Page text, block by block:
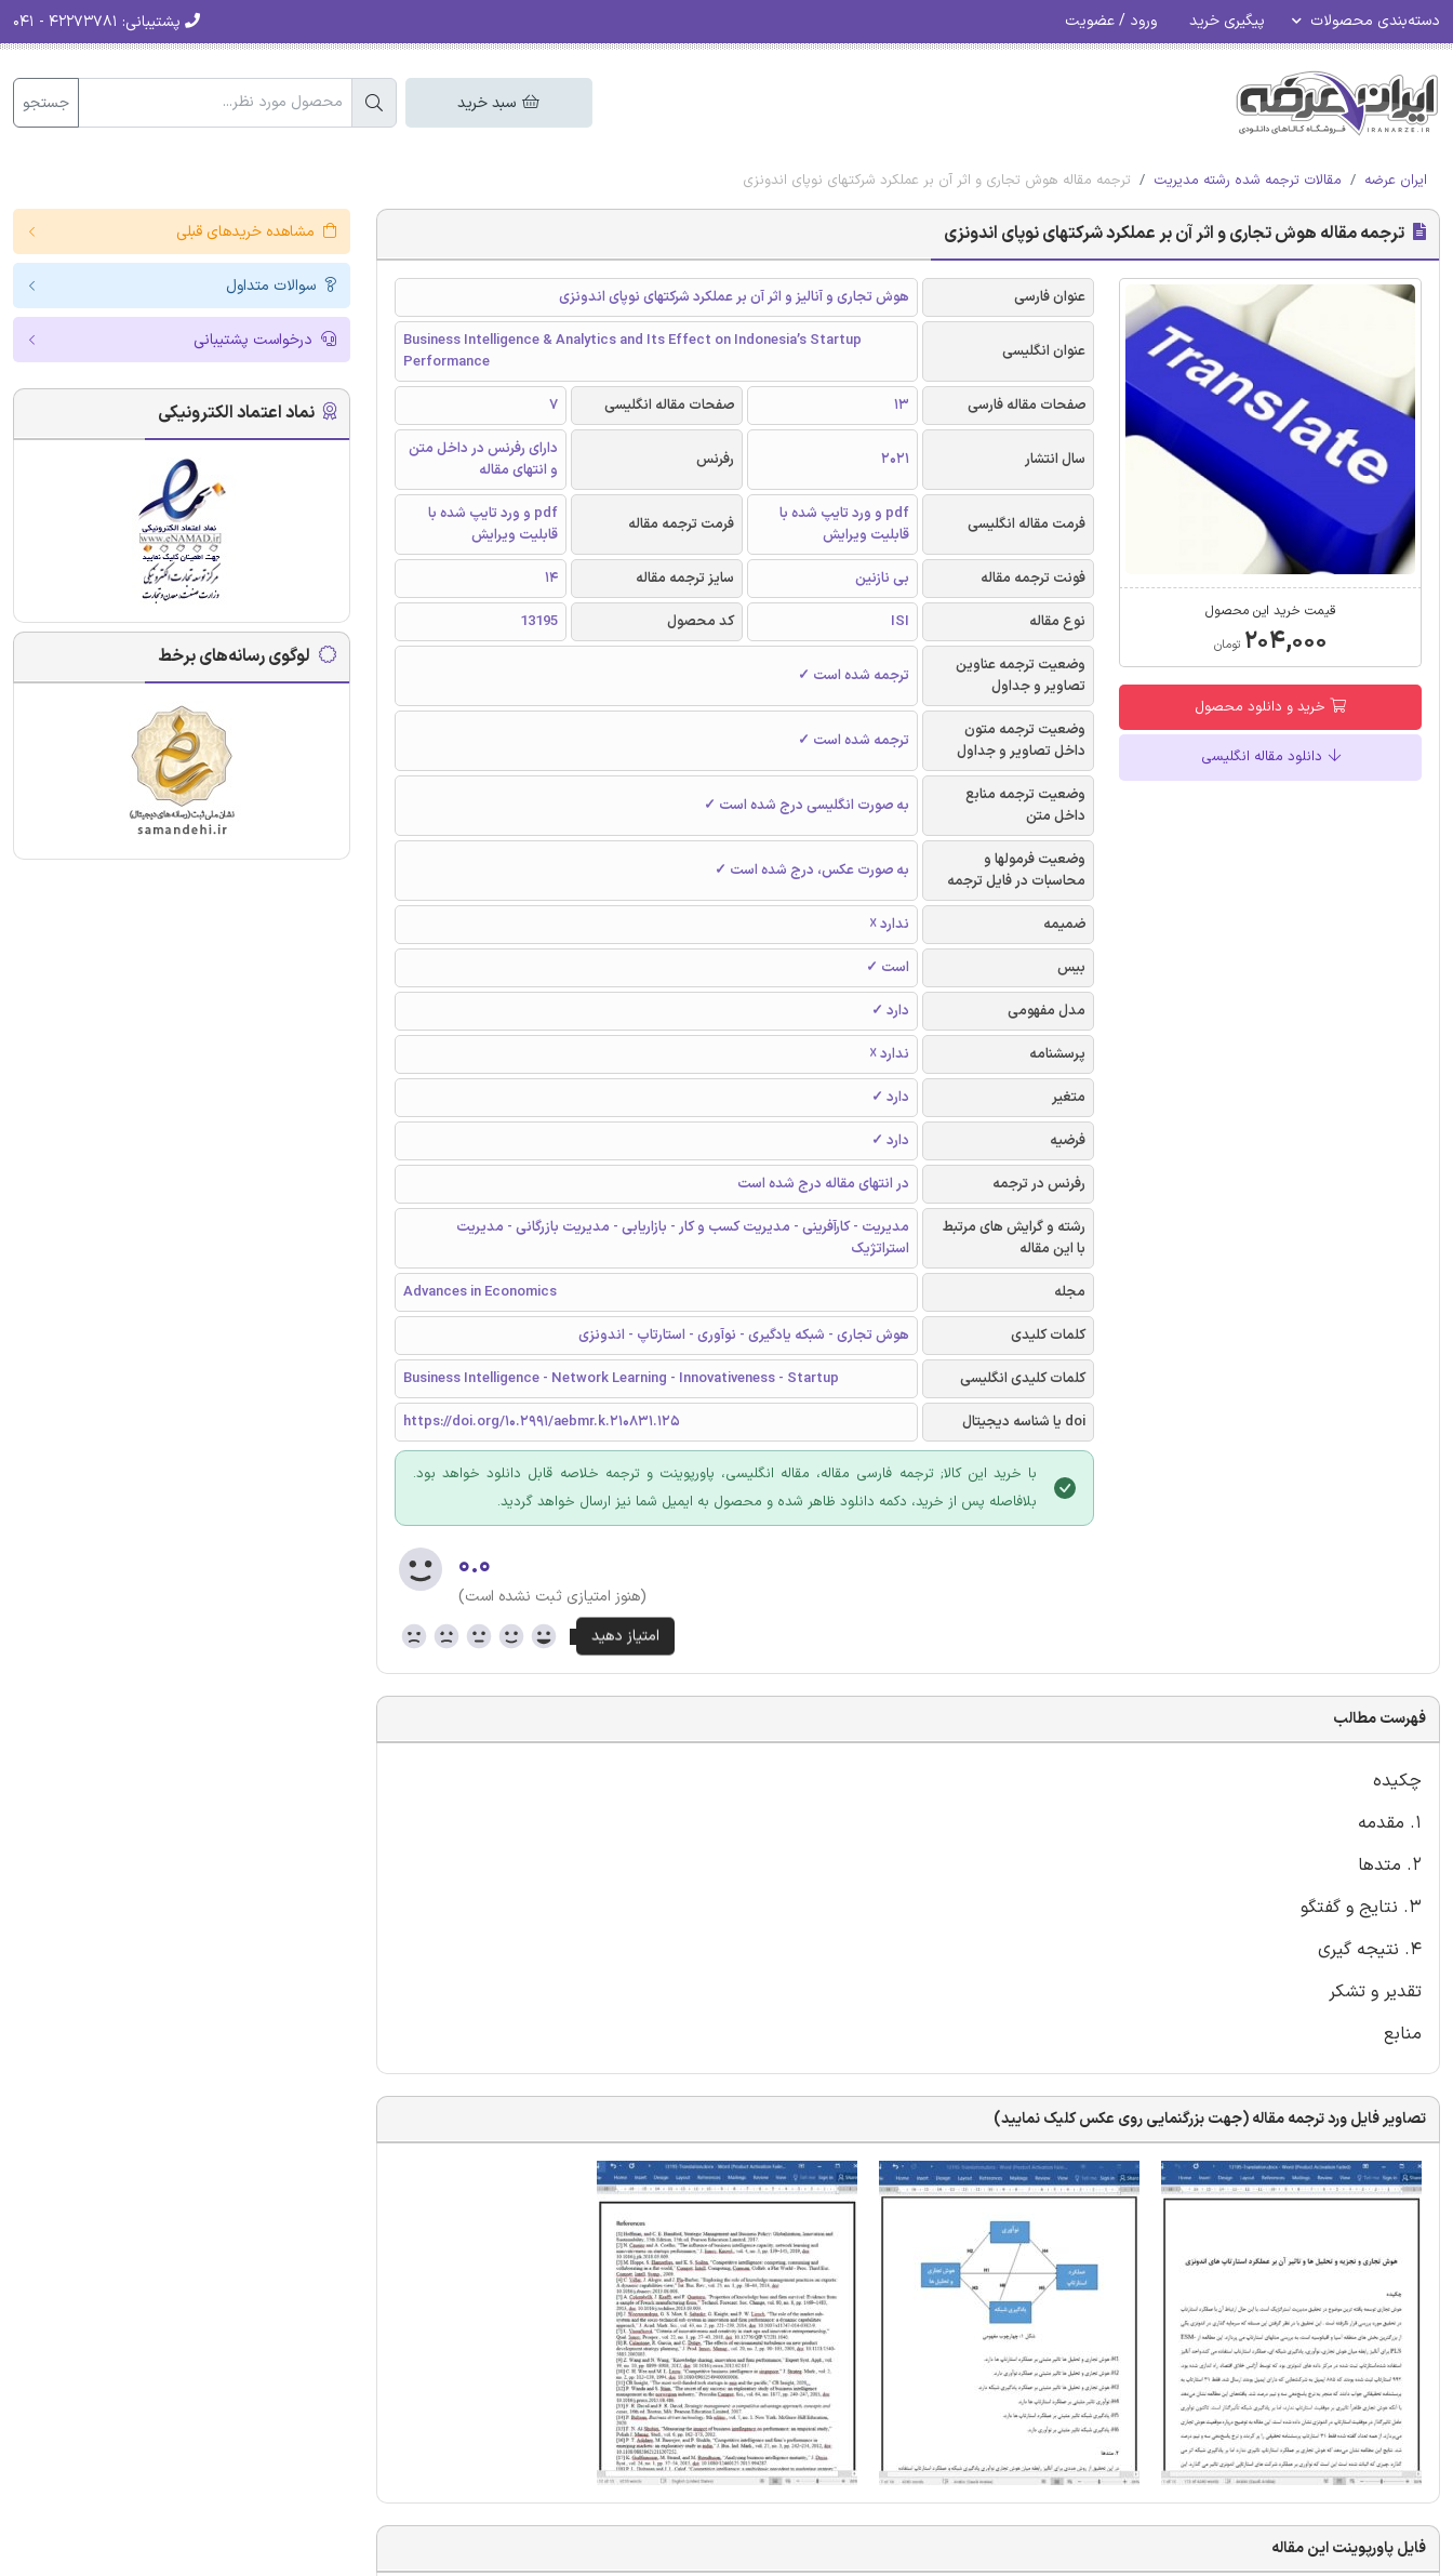
دسته‌بندی محصولات پیگیری خرید ورود / عضویت پشتیبانی:
سبد خرید جستجو
ایران عرضه مقالات ترجمه شده رشته مدیریت ترجمه مقاله هوش تجاری و اثر آن بر عملکرد شرکتهای نوپای اندونزی
ترجمه مقاله هوش تجاری و اثر آن بر عملکرد شرکتهای نوپای اندونزی
قیمت خرید این محصول
۲۰۴,۰۰۰ تومان
خرید و دانلود محصول
دانلود مقاله انگلیسی
عنوان فارسی هوش تجاری و آنالیز و اثر آن بر عملکرد شرکتهای نوپای اندونزی
عنوان انگلیسی
Business Intelligence & Analytics and Its Effect on Indonesia’s Startup
Performance
صفحات مقاله فارسی
13 صفحات مقاله انگلیسی 7
سال انتشار 2021 رفرنس
دارای رفرنس در داخل متن
و انتهای مقاله
فرمت مقاله انگلیسی
pdf و ورد تایپ شده با
قابلیت ویرایش
فرمت ترجمه مقاله
pdf و ورد تایپ شده با
قابلیت ویرایش
فونت ترجمه مقاله
بی نازنین سایز ترجمه مقاله
14
نوع مقاله
ISI کد محصول
13195
وضعیت ترجمه عناوین
تصاویر و جداول
ترجمه شده است ✓
وضعیت ترجمه متون
داخل تصاویر و جداول
ترجمه شده است ✓
وضعیت ترجمه منابع
داخل متن
به صورت انگلیسی درج شده است ✓
وضعیت فرمولها و
محاسبات در فایل ترجمه
به صورت عکس، درج شده است ✓
ضمیمه
ندارد ☓
بیس
است ✓
مدل مفهومی
دارد ✓
پرسشنامه
ندارد ☓
متغیر
دارد ✓
فرضیه
دارد ✓
رفرنس در ترجمه
در انتهای مقاله درج شده است
رشته و گرایش های مرتبط
با این مقاله
مدیریت - کارآفرینی - مدیریت کسب و کار - بازاریابی - مدیریت بازرگانی - مدیریت
استراتژیک
مجله
Advances in Economics
کلمات کلیدی
هوش تجاری - شبکه یادگیری - نوآوری - استارتاپ - اندونزی
کلمات کلیدی انگلیسی
Business Intelligence - Network Learning - Innovativeness - Startup
doi یا شناسه دیجیتال
https://doi.org/10.2991/aebmr.k.210831.125
با خرید این کالا; ترجمه فارسی مقاله، مقاله انگلیسی، پاورپوینت و ترجمه خلاصه قابل دانلود خواهد بود.
بلافاصله پس از خرید، دکمه دانلود ظاهر شده و محصول به ایمیل شما نیز ارسال خواهد گردید.
۰.۰
(هنوز امتیازی ثبت نشده است)
فهرست مطالب
چکیده
1. مقدمه
۲. متدها
3. نتایج و گفتگو
4. نتیجه گیری
تقدیر و تشکر
منابع
تصاویر فایل ورد ترجمه مقاله (جهت بزرگنمایی روی عکس کلیک نمایید)
فایل پاورپوینت این مقاله
مشاهده خریدهای قبلی
سوالات متداول
درخواست پشتیبانی
نماد اعتماد الکترونیکی
لوگوی رسانه‌های برخط